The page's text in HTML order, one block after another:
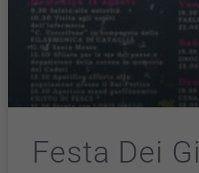
Festa Dei